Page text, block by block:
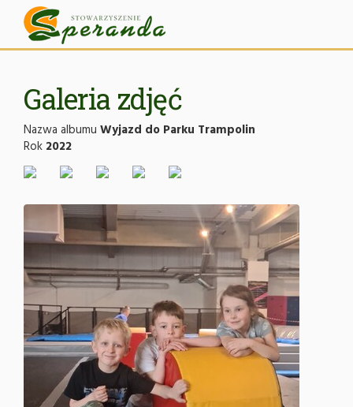
Galeria zdjęć
Nazwa albumu Wyjazd do Parku Trampolin
Rok 2022